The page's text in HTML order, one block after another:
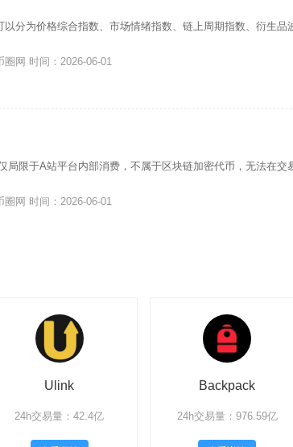
以分为价格综合指数、市场情绪指数、链上周期指数、衍生品
圈网 时间：2026-06-01
局限于A站平台内部消费，不属于区块链加密代币，无法在交
圈网 时间：2026-06-01
Ulink
24h交易量：42.4亿
Backpack
24h交易量：976.59亿